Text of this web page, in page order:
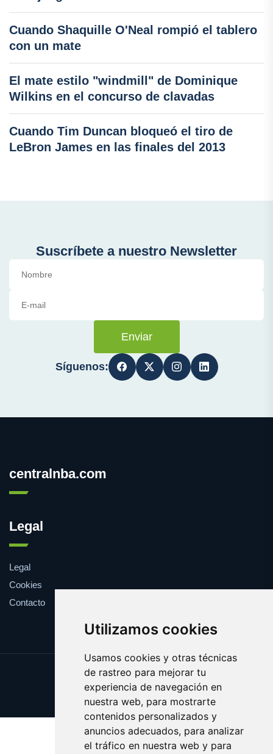
Utilizamos cookies
Usamos cookies y otras técnicas
de rastreo para mejorar tu
experiencia de navegación en
nuestra web, para mostrarte
contenidos personalizados y
anuncios adecuados, para analizar
el tráfico en nuestra web y para
Cuando Shaquille O'Neal rompió el tablero
con un mate
El mate estilo "windmill" de Dominique
Wilkins en el concurso de clavadas
Cuando Tim Duncan bloqueó el tiro de
LeBron James en las finales del 2013
Suscríbete a nuestro Newsletter
Enviar
Síguenos:
centralnba.com
Legal
Legal
Cookies
Contacto
Update cookies preferences
Copyright © 2025 centralnba.com